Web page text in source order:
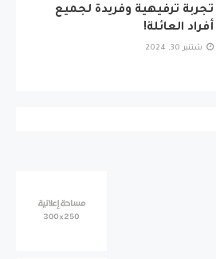
تجربة ترفيهية وفريدة لجميع
أفراد العائلة!
شتنبر 30, 2024